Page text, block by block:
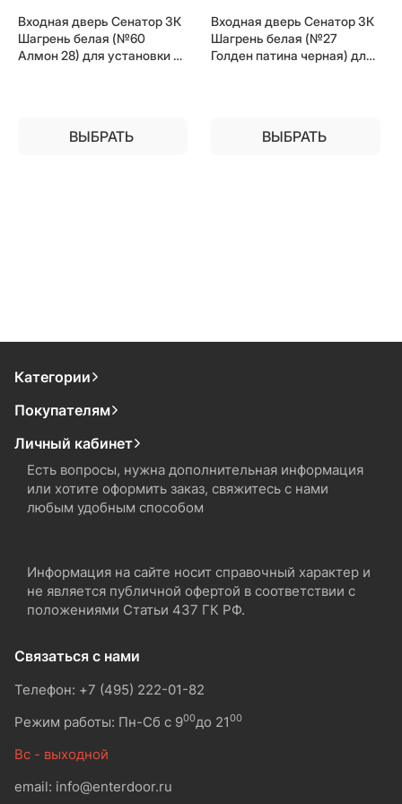
Входная дверь Сенатор 3К
Шагрень белая (№60
Алмон 28) для установки в
ВЫБРАТЬ
Входная дверь Сенатор 3К
Шагрень белая (№27
Голден патина черная) для
ВЫБРАТЬ
Категории
Покупателям
Личный кабинет
Есть вопросы, нужна дополнительная информация
или хотите оформить заказ, свяжитесь с нами
любым удобным способом
Информация на сайте носит справочный характер и
не является публичной офертой в соответствии с
положениями Статьи 437 ГК РФ.
Связаться с нами
Телефон: +7 (495) 222-01-82
Режим работы: Пн-Сб с 900до 2100
Вс - выходной
email: info@enterdoor.ru